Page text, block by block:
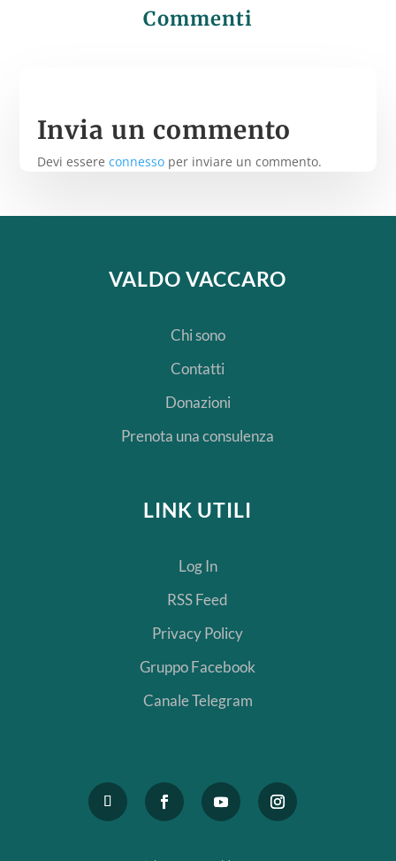
Commenti
Invia un commento
Devi essereconnesso per inviare un commento.
VALDO VACCARO
Chi sono
Contatti
Donazioni
Prenota una consulenza
LINK UTILI
Log In
RSS Feed
Privacy Policy
Gruppo Facebook
Canale Telegram